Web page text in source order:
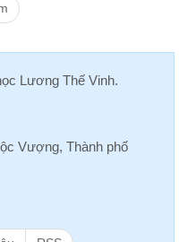
Lương Thế Vinh.
Vượng, Thành phố